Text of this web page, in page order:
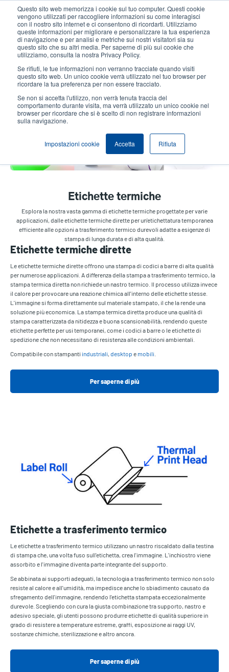
Questo sito web memorizza i cookie sul tuo computer. Questi cookie
vengono utilizzati per raccogliere informazioni su come interagisci
con il nostro sito internet e ci consentono di ricordarti. Utilizziamo
queste informazioni per migliorare e personalizzare la tua esperienza
di navigazione e per analisi e metriche sui nostri visitatori sia su
questo sito che su altri media. Per saperne di più sui cookie che
utilizziamo, consulta la nostra Privacy Policy.
Se rifiuti, le tue informazioni non verranno tracciate quando visiti
questo sito web. Un unico cookie verrà utilizzato nel tuo browser per
ricordare la tua preferenza per non essere tracciato.
Se non si accetta l'utilizzo, non verrà tenuta traccia del
comportamento durante visita, ma verrà utilizzato un unico cookie nel
browser per ricordare che si è scelto di non registrare informazioni
sulla navigazione.
Impostazioni cookie Accetta Rifiuta
contenuto
principale
User
account
User
Header
Seleziona Prodotti Contatto Vendite
Etichette termiche
Etichette termiche
Esplora la nostra vasta gamma di etichette termiche progettate per varie
applicazioni, dalle etichette termiche dirette per un'etichettatura temporanea
efficiente alle opzioni a trasferimento termico durevoli adatte a esigenze di
stampa di lunga durata e di alta qualità.
Etichette termiche dirette
Le etichette termiche dirette offrono una stampa di codici a barre di alta qualità
per numerose applicazioni. A differenza della stampa a trasferimento termico, la
stampa termica diretta non richiede un nastro termico. Il processo utilizza invece
il calore per provocare una reazione chimica all'interno delle etichette stesse.
L'immagine si forma direttamente sul materiale stampato, il che la rende una
soluzione più economica. La stampa termica diretta produce una qualità di
stampa caratterizzata da nitidezza e buona scansionabilità, rendendo queste
etichette perfette per usi temporanei, come i codici a barre o le etichette di
spedizione che non necessitano di resistenza alle condizioni ambientali.
Compatibile con stampanti industriali, desktop e mobili
Per saperne di più
Etichette a trasferimento termico
Le etichette a trasferimento termico utilizzano un nastro riscaldato dalla testina
di stampa che, una volta fuso sull'etichetta, crea l'immagine. L'inchiostro viene
assorbito e l'immagine diventa parte integrante del supporto.
Se abbinata ai supporti adeguati, la tecnologia a trasferimento termico non solo
resiste al calore e all'umidità, ma impedisce anche lo sbiadimento causato da
sfregamento dell'immagine, rendendo l'etichetta stampata eccezionalmente
durevole. Scegliendo con cura la giusta combinazione tra supporto, nastro e
adesivo speciale, gli utenti possono produrre etichette di qualità superiore in
grado di resistere a temperature estreme, graffi, esposizione ai raggi UV,
sostanze chimiche, sterilizzazione e altro ancora.
Per saperne di più